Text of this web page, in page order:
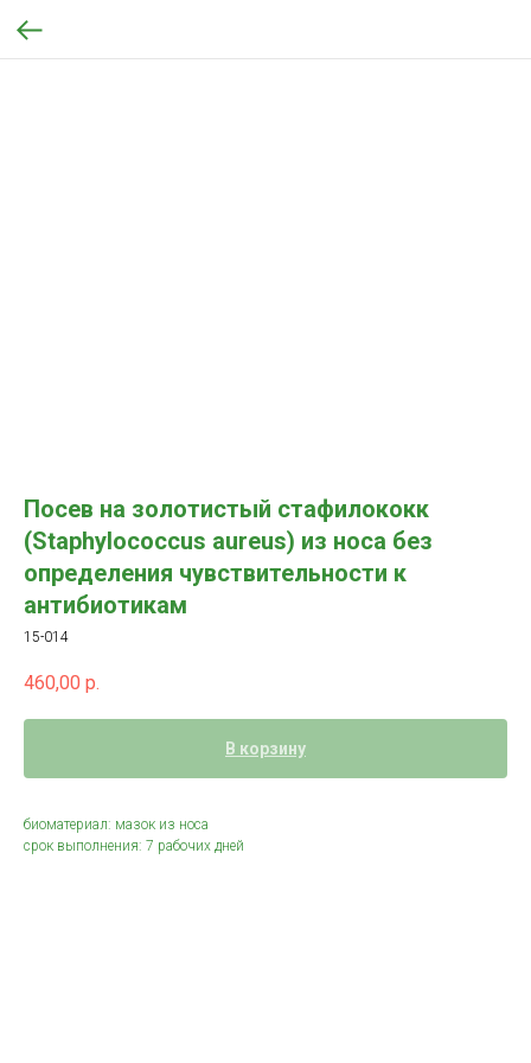
Посев на золотистый стафилококк
(Staphylococcus aureus) из носа без
определения чувствительности к
антибиотикам
15-014
460,00 р.
В корзину
биоматериал: мазок из носа
срок выполнения: 7 рабочих дней